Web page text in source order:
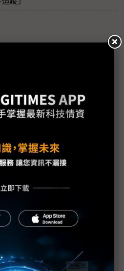
電樁與無線充電吸睛
亞洲區決賽冠軍出爐
議：共築全球新創生態系
全面抗硫化加值不加價